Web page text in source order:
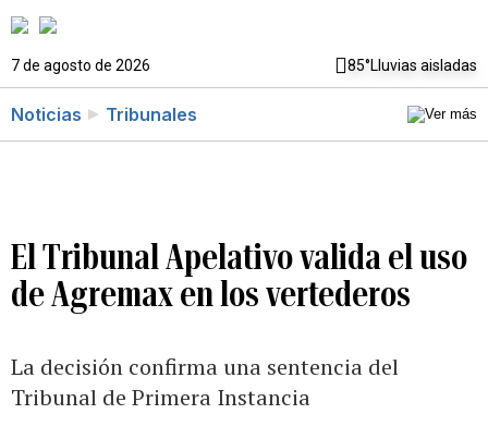
7 de agosto de 2026 85°Lluvias aisladas
Noticias Tribunales
El Tribunal Apelativo valida el uso
de Agremax en los vertederos
La decisión confirma una sentencia del
Tribunal de Primera Instancia